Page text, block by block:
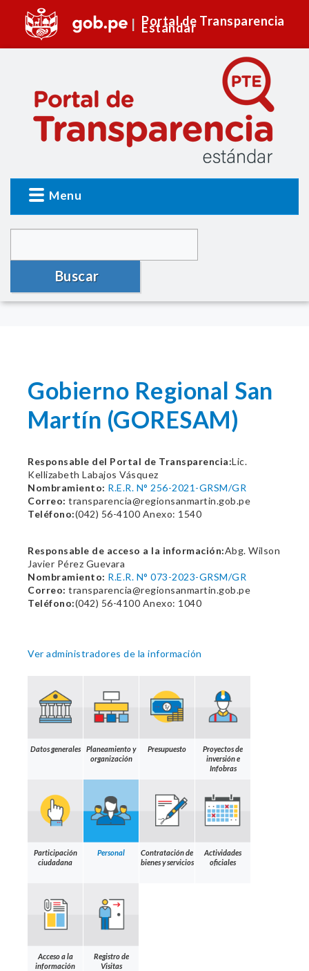
Portal de Transparencia
Estándar
Menu
Buscar
Gobierno Regional San
Martín (GORESAM)
Responsable del Portal de Transparencia:Lic.
Kellizabeth Labajos Vásquez
Nombramiento: R.E.R. N° 256-2021-GRSM/GR
Correo: transparencia@regionsanmartin.gob.pe
Teléfono:(042) 56-4100 Anexo: 1540
Responsable de acceso a la información:Abg. Wilson
Javier Pérez Guevara
Nombramiento: R.E.R. N° 073-2023-GRSM/GR
Correo: transparencia@regionsanmartin.gob.pe
Teléfono:(042) 56-4100 Anexo: 1040
Ver administradores de la información
Datos generales
Planeamiento y
organización
Presupuesto
Proyectos de
inversión e
Infobras
Participación
ciudadana
Personal
Contratación de
bienes y servicios
Actividades
oficiales
Acceso a la
información
Registro de
Visitas